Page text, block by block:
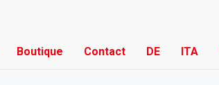
Boutique Contact DE ITA